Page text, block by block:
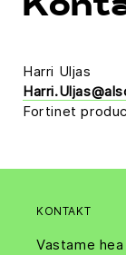
Harri Uljas
Fortinet
KONTAKT
Vastame